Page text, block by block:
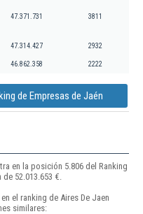
47.371.731 3811
47.314.427 2932
46.862.358 2222
de Empresas de Jaén
en la posición 5.806 del Ranking
52.013.653 €.
el ranking de Aires De Jaen
similares: